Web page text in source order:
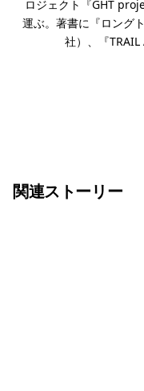
ロジェクト『GHT
運ぶ。著書に『ロング
社）、『TRAIL
関連ストーリー